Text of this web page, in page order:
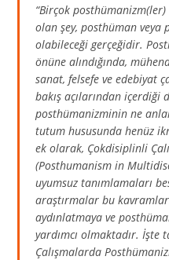
“Birçok
olan şey, posthüman veya
olabileceği gerçeğidir.
önüne alındığında,
sanat, felsefe ve edebiyat
bakış açılarından içerdiği
posthümanizminin ne
tutum hususunda henüz
ek olarak, Çokdisiplinli
(Posthumanism in
uyumsuz tanımlamaları
araştırmalar bu
aydınlatmaya ve
yardımcı olmaktadır. İşte
Çalışmalarda